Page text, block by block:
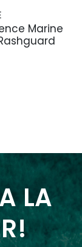
Marine
LA